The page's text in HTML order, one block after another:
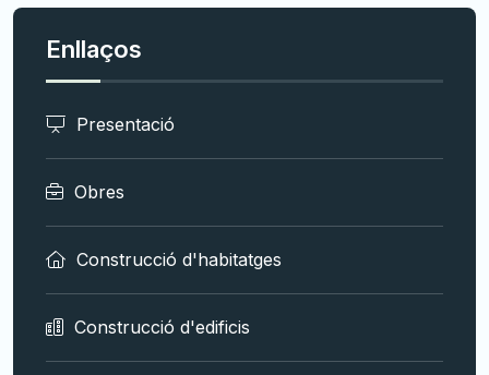
Enllaços
Presentació
Obres
Construcció d'habitatges
Construcció d'edificis